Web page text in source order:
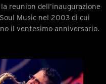
reunion dell’inaugurazione
Music nel 2003 di cui
il ventesimo anniversario.